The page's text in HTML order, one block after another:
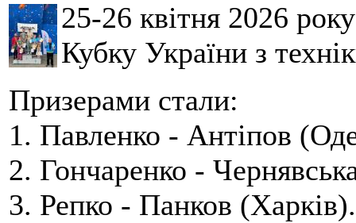
25-26 квітня 2026
Кубку України з
Призерами стали:
1. Павленко - Антіпов
2. Гончаренко -
3. Репко - Панков (Харків).